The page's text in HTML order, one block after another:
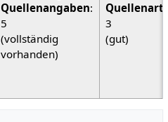
Quellenangaben:
5
(vollständig
vorhanden)
3
(gut)